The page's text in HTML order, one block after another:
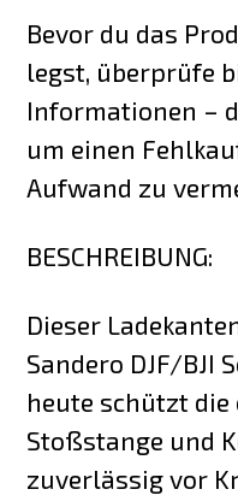
Bevor du das
legst, überprüfe
Informationen –
um einen
Aufwand zu
BESCHREIBUNG:
Dieser
Sandero DJF/BJI
heute schützt
Stoßstange und
zuverlässig vor